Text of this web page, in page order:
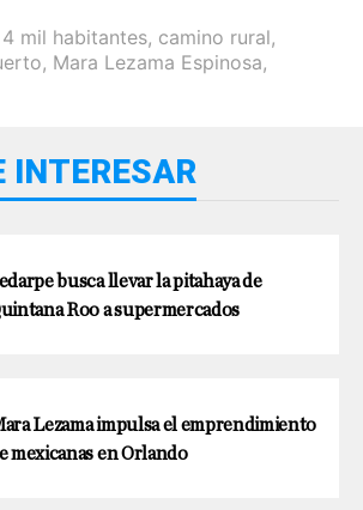
4 mil habitantes, camino rural,
, Mara Lezama Espinosa,
INTERESAR
busca llevar la pitahaya de
Roo a supermercados
Lezama impulsa el emprendimiento
mexicanas en Orlando